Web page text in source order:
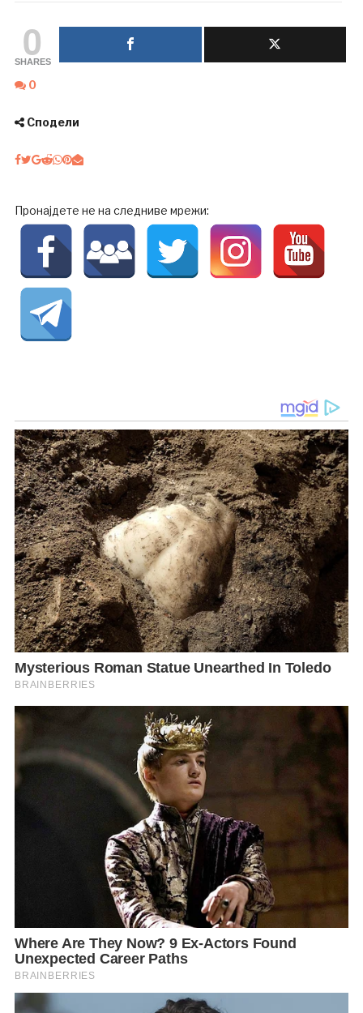
0
SHARES
0
Сподели
Пронајдете не на следниве мрежи: